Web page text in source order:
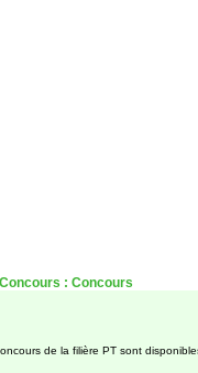
Concours : Concours
de la filière PT sont